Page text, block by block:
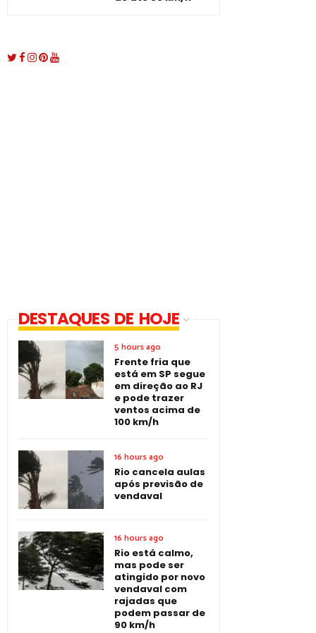
DESTAQUES DE HOJE
5 hours ago
Frente fria que
está em SP segue
em direção ao RJ
e pode trazer
ventos acima de
100 km/h
16 hours ago
Rio cancela aulas
após previsão de
vendaval
16 hours ago
Rio está calmo,
mas pode ser
atingido por novo
vendaval com
rajadas que
podem passar de
90 km/h